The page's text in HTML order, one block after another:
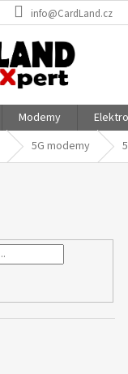
info@CardLand.cz
Modemy
5G modemy